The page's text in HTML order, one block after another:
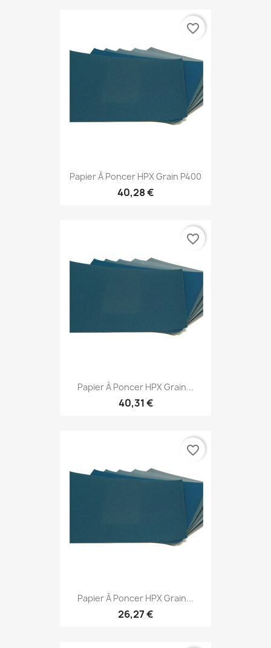
Papier À Poncer HPX Grain P400
40,28 €
favorite_border
Papier À Poncer HPX Grain...
40,31 €
favorite_border
Papier À Poncer HPX Grain...
26,27 €
favorite_border